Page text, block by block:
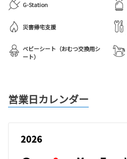
G-Station
災害帰宅支援
ベビーシート（おむつ交換用シ
ート）
営業日カレンダー